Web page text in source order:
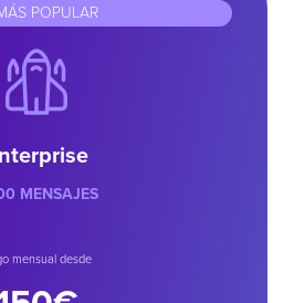
POPULAR
MENSAJES
mensual desde